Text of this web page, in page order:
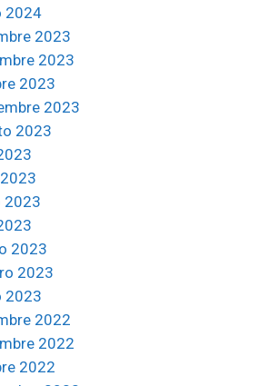
2024
2023
2023
2023
2023
2023
2023
2023
2023
2023
2022
2022
2022